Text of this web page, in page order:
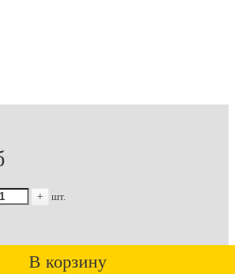
+ шт.
В корзину